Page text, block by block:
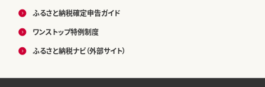
ふるさと納税確定申告ガイド
ワンストップ特例制度
ふるさと納税ナビ（外部サイト）